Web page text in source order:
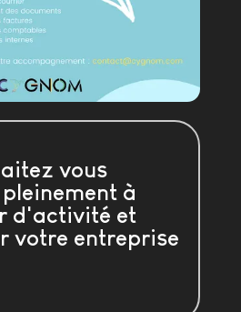
vous
à
d'activité et
votre entreprise